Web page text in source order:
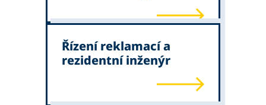
Řízení reklamací a
rezidentní inženýr